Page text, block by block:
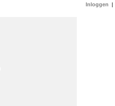
Inloggen |